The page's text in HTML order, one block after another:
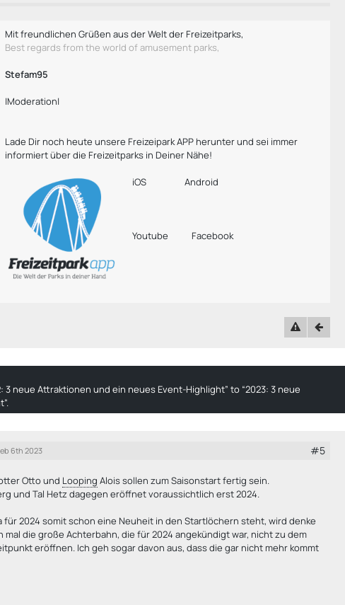
Mit freundlichen Grüßen aus der Welt der Freizeitparks,
Best regards from the world of amusement parks,
Stefam95
|Moderation|
Lade Dir noch heute unsere Freizeipark APP herunter und sei immer
informiert über die Freizeitparks in Deiner Nähe!
iOS Android
Youtube Facebook
neue Attraktionen und ein neues Event-Highlight” to “2023: 3 neue
6th 2023 #5
Otto und Looping Alois sollen zum Saisonstart fertig sein.
und Tal Hetz dagegen eröffnet voraussichtlich erst 2024.
für 2024 somit schon eine Neuheit in den Startlöchern steht, wird denke
mal die große Achterbahn, die für 2024 angekündigt war, nicht zu dem
eröffnen. Ich geh sogar davon aus, dass die gar nicht mehr kommt